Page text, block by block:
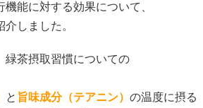
能に対する効果について、
しました。
緑茶摂取習慣についての
と 旨味成分（テアニン） の温度に摂る